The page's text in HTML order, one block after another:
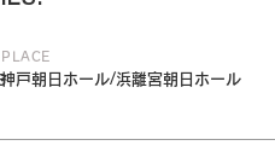
神戸朝日ホール/浜離宮朝日ホール
PLACE